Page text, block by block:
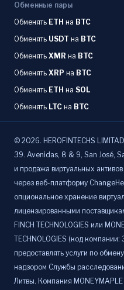
Обменные пары
Обменять ETH на BTC
Обменять USDT на BTC
Обменять XMR на BTC
Обменять XRP на BTC
Обменять ETH на SOL
Обменять LTC на BTC
© 2026. HEROFINTECHS
39. Avenidas, 8 & 9, San José,
и продажа виртуальных
через веб-платформу
опциональное хранение
лицензированными
FINCH TECHNOLOGIES или
TECHNOLOGIES (код
предоставлять услуги по
надзором Службы
Литвы. Компания MONEYMAPLE